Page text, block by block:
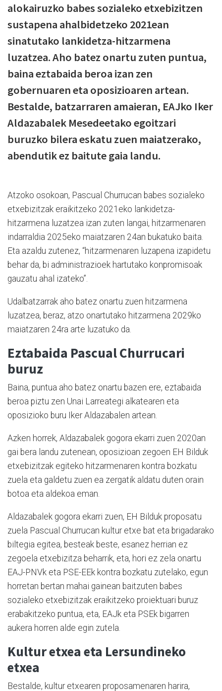
alokairuzko babes sozialeko etxebizitzen
sustapena ahalbidetzeko 2021ean
sinatutako lankidetza-hitzarmena
luzatzea. Aho batez onartu zuten puntua,
baina eztabaida beroa izan zen
gobernuaren eta oposizioaren artean.
Bestalde, batzarraren amaieran, EAJko Iker
Aldazabalek Mesedeetako egoitzari
buruzko bilera eskatu zuen maiatzerako,
abendutik ez baitute gaia landu.
Atzoko osokoan, Pascual Churrucan babes sozialeko
etxebizitzak eraikitzeko 2021eko lankidetza-
hitzarmena luzatzea izan zuten langai, hitzarmenaren
indarraldia 2025eko maiatzaren 24an bukatuko baita.
Eta azaldu zutenez, “hitzarmenaren luzapena izapidetu
behar da, bi administrazioek hartutako konpromisoak
gauzatu ahal izateko”.
Udalbatzarrak aho batez onartu zuen hitzarmena
luzatzea, beraz, atzo onartutako hitzarmena 2029ko
maiatzaren 24ra arte luzatuko da.
Eztabaida Pascual Churrucari
buruz
Baina, puntua aho batez onartu bazen ere, eztabaida
beroa piztu zen Unai Larreategi alkatearen eta
oposizioko buru Iker Aldazabalen artean.
Azken horrek, Aldazabalek gogora ekarri zuen 2020an
gai bera landu zutenean, oposizioan zegoen EH Bilduk
etxebizitzak egiteko hitzarmenaren kontra bozkatu
zuela eta galdetu zuen ea zergatik aldatu duten orain
botoa eta aldekoa eman.
Aldazabalek gogora ekarri zuen, EH Bilduk proposatu
zuela Pascual Churrucan kultur etxe bat eta brigadarako
biltegia egitea, besteak beste, esanez herrian ez
zegoela etxebizitza beharrik, eta, hori ez zela onartu
EAJ-PNVk eta PSE-EEk kontra bozkatu zutelako, egun
horretan bertan mahai gainean baitzuten babes
sozialeko etxebizitzak eraikitzeko proiektuari buruz
erabakitzeko puntua, eta, EAJk eta PSEk bigarren
aukera horren alde egin zutela.
Kultur etxea eta Lersundineko
etxea
Bestalde, kultur etxearen proposamenaren harira,